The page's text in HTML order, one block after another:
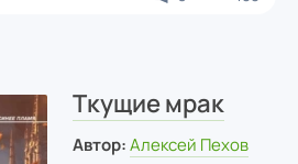
Ткущие мрак
Автор: Алексей Пехов